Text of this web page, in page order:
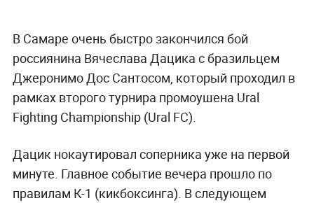
В Самаре очень быстро закончился бой
россиянина Вячеслава Дацика с бразильцем
Джеронимо Дос Сантосом, который проходил в
рамках второго турнира промоушена Ural
Fighting Championship (Ural FC).
Дацик нокаутировал соперника уже на первой
минуте. Главное событие вечера прошло по
правилам К-1 (кикбоксинга). В следующем